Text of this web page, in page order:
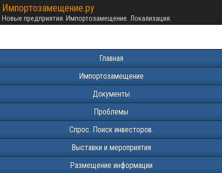
Импортозамещение.ру
Новые предприятия. Импортозамещение. Локализация.
Главная
Импортозамещение
Документы
Проблемы
Спрос. Поиск инвесторов.
Выставки и мероприятия
Размещение информации